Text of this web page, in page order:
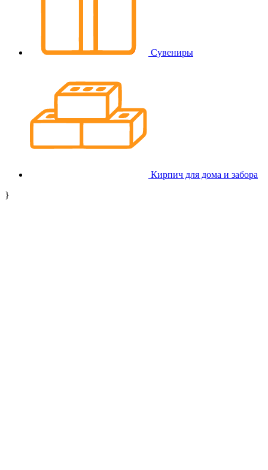
Сувениры
Кирпич для дома и забора
}